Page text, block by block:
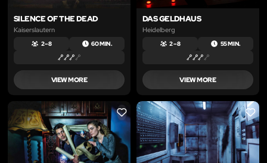
SILENCE OF THE DEAD
Kaiserslautern
2 – 8 60 MIN.
VIEW MORE
DAS GELDHAUS
Heidelberg
2 – 8 55 MIN.
VIEW MORE
LIKE LIKE